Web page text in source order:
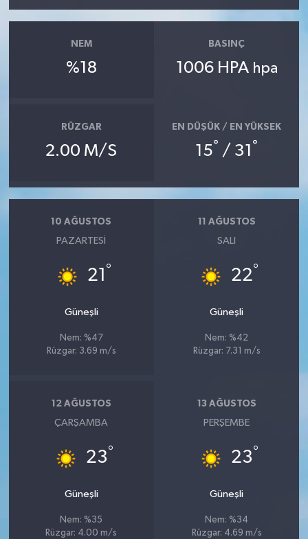
NEM
%18
BASINÇ
1006 HPA hpa
RÜZGAR
2.00 M/S
EN DÜŞÜK / EN YÜKSEK
15° / 31 °
10 AĞUSTOS
PAZARTESI
21 °
Güneşli
Nem: %47
Rüzgar: 3.69 m/s
11 AĞUSTOS
SALI
22°
Güneşli
Nem: %42
Rüzgar: 7.31 m/s
12 AĞUSTOS
ÇARŞAMBA
23°
Güneşli
Nem: %35
Rüzgar: 4.00 m/s
13 AĞUSTOS
PERŞEMBE
23°
Güneşli
Nem: %34
Rüzgar: 4.69 m/s